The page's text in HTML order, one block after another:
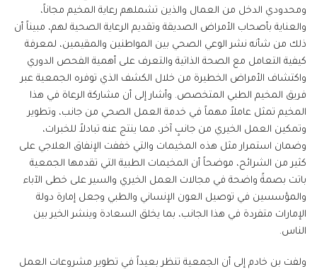
ومحدودي الدخل من العمال والذين تشملهم رعاية المخيم مجاناً،
والعناية بأصحاب الأمراض الصديقة وتقديم الرعاية الصحية لهم، مبيناً أن
ذلك من شأنه نشر الوعي الصحي بين المواطنين والمقيمين، لمعرفة
كيفية التعامل مع الصحة الذاتية والتعرف على أهمية الفحص الدوري
واكتشاف الأمراض الخطيرة من خلال الكشف الذي توفره الجمعية عبر
فريق المخيم الطبي المتخصص. وأشار إلى أن مشاركة الرعاة في هذا
المخيم تمثل عاملاً مهماً في خدمة العمل الصحي من جانب، وتطوير
وتمكين العمل الخيري من جانبٍ آخر، مما ينتج عنه تبادلاً للخبرات،
وضمان استمرار مثل هذه المخيمات والتي خففت الإنفاق العلاجي على
كثير من الشرائح، موضحاً أن المخيمات الطبية التي تقدمها الجمعية
باتت بصمةً واضحة في مجالات العمل الخيري والسير على خطى الآباء
والمؤسسين في توصيل العون الإنساني والطبي وجعل إمارة دولة
الإمارات متفردة في هذا الجانب، بما يخلق السعادة وينشر الخير بين
الناس.
ولفت بن خادم إلى أن الجمعية تنظر بعيداً في تطوير مشروعات العمل